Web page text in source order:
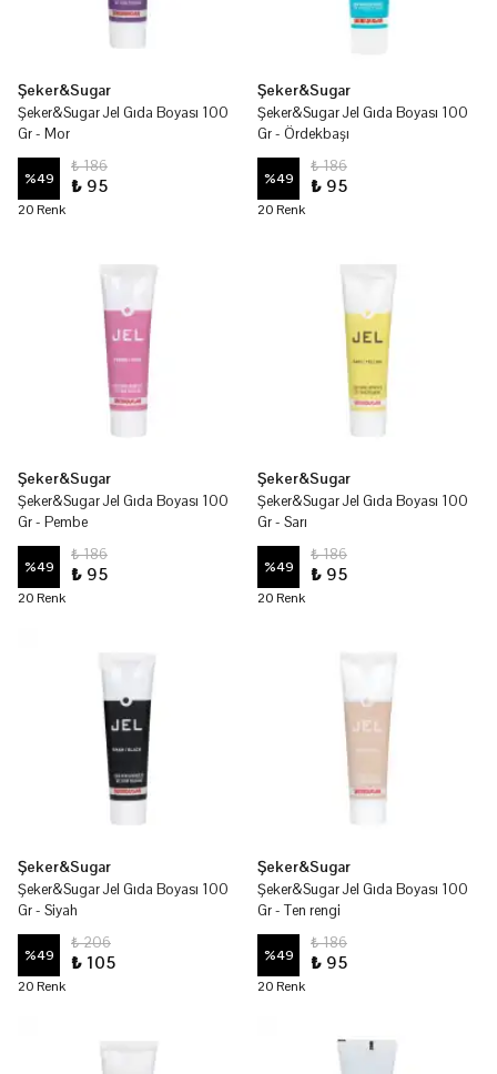
Şeker&Sugar
Şeker&Sugar Jel Gıda Boyası 100
Gr - Mor
%49
₺ 186
₺ 95
20 Renk
Şeker&Sugar
Şeker&Sugar Jel Gıda Boyası 100
Gr - Ördekbaşı
%49
₺ 186
₺ 95
20 Renk
Şeker&Sugar
Şeker&Sugar Jel Gıda Boyası 100
Gr - Pembe
%49
₺ 186
₺ 95
20 Renk
Şeker&Sugar
Şeker&Sugar Jel Gıda Boyası 100
Gr - Sarı
%49
₺ 186
₺ 95
20 Renk
Şeker&Sugar
Şeker&Sugar Jel Gıda Boyası 100
Gr - Siyah
%49
₺ 206
₺ 105
20 Renk
Şeker&Sugar
Şeker&Sugar Jel Gıda Boyası 100
Gr - Ten rengi
%49
₺ 186
₺ 95
20 Renk